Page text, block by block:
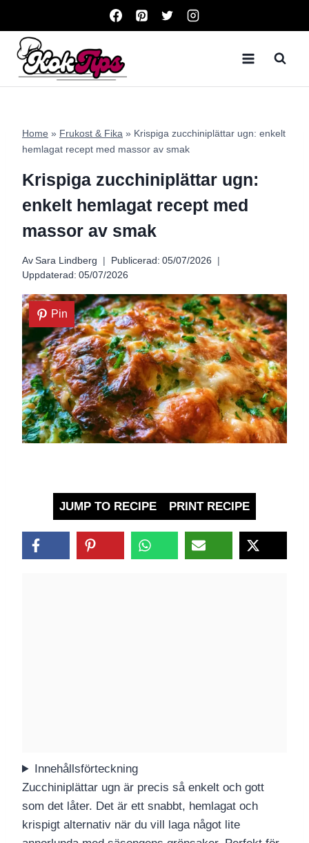
content
Home » Frukost & Fika » Krispiga zucchiniplättar ugn: enkelt
hemlagat recept med massor av smak
Krispiga zucchiniplättar ugn:
enkelt hemlagat recept med
massor av smak
Av Sara Lindberg Publicerad: 05/07/2026
Uppdaterad: 05/07/2026
Pin
JUMP TO RECIPE PRINT RECIPE
Innehållsförteckning
Zucchiniplättar ugn är precis så enkelt och gott
som det låter. Det är ett snabbt, hemlagat och
krispigt alternativ när du vill laga något lite